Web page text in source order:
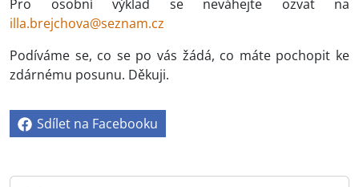
Pro osobní výklad se neváhejte ozvat na
illa.brejchova@seznam.cz
Podíváme se, co se po vás žádá, co máte pochopit ke
zdárnému posunu. Děkuji.
Sdílet na Facebooku